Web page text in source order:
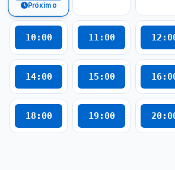
Próximo
10:00 11:00
14:00 15:00
18:00 19:00